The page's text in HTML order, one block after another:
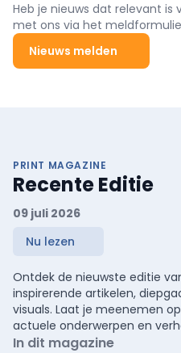
Heb je nieuws dat relevant is
met ons via het
Nieuws melden
PRINT MAGAZINE
Recente Editie
09 juli 2026
Nu lezen
Ontdek de nieuwste editie
inspirerende artikelen,
visuals. Laat je meenemen
actuele onderwerpen en
In dit magazine